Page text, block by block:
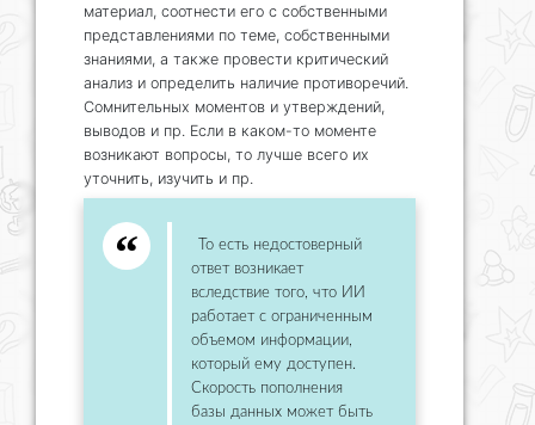
материал, соотнести его с собственными
представлениями по теме, собственными
знаниями, а также провести критический
анализ и определить наличие противоречий.
Сомнительных моментов и утверждений,
выводов и пр. Если в каком-то моменте
возникают вопросы, то лучше всего их
уточнить, изучить и пр.
То есть недостоверный
ответ возникает
вследствие того, что ИИ
работает с ограниченным
объемом информации,
который ему доступен.
Скорость пополнения
базы данных может быть